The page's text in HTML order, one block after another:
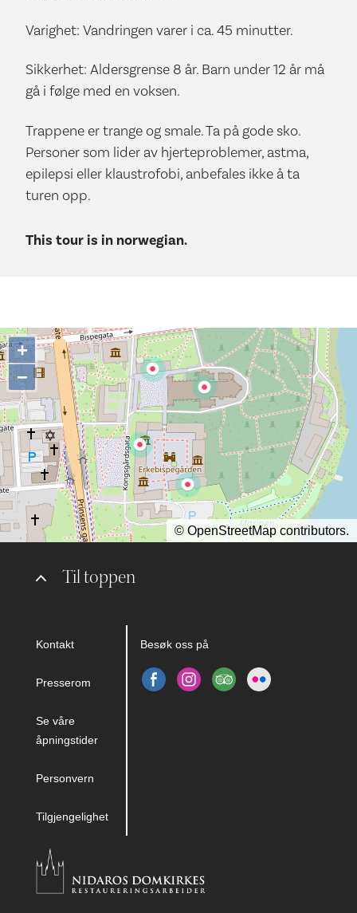
Varighet: Vandringen varer i ca. 45 minutter.
Sikkerhet: Aldersgrense 8 år. Barn under 12 år må
gå i følge med en voksen.
Trappene er trange og smale. Ta på gode sko.
Personer som lider av hjerteproblemer, astma,
epilepsi eller klaustrofobi, anbefales ikke å ta
turen opp.
This tour is in norwegian.
Til toppen
Kontakt
Presserom
Se våre
åpningstider
Personvern
Tilgjengelighet
Besøk oss på
+
−
© OpenStreetMap contributors.